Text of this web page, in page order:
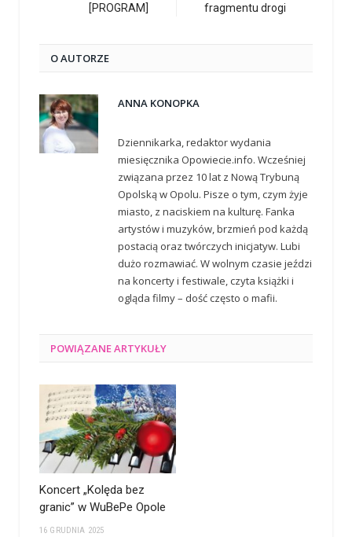
[PROGRAM]
fragmentu drogi
O AUTORZE
ANNA KONOPKA
Dziennikarka, redaktor wydania
miesięcznika Opowiecie.info. Wcześniej
związana przez 10 lat z Nową Trybuną
Opolską w Opolu. Pisze o tym, czym żyje
miasto, z naciskiem na kulturę. Fanka
artystów i muzyków, brzmień pod każdą
postacią oraz twórczych inicjatyw. Lubi
dużo rozmawiać. W wolnym czasie jeździ
na koncerty i festiwale, czyta książki i
ogląda filmy – dość często o mafii.
POWIĄZANEARTYKUŁY
Koncert „Kolęda bez
granic” w WuBePe Opole
16 GRUDNIA 2025